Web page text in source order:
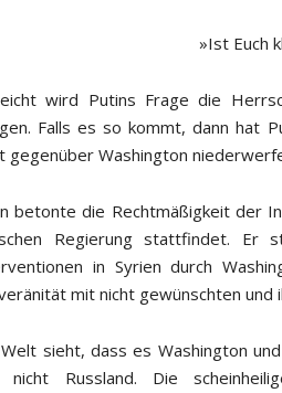
»Ist Euch
wird Putins Frage die
Falls es so kommt, dann hat
gegenüber Washington
betonte die Rechtmäßigkeit der
Regierung stattfindet. Er
in Syrien durch
mit nicht gewünschten
sieht, dass es Washington
nicht Russland. Die